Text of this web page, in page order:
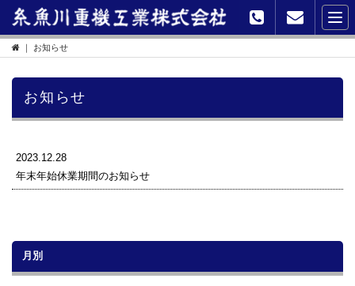
｜ お知らせ
お知らせ
2023.12.28
年末年始休業期間のお知らせ
月別